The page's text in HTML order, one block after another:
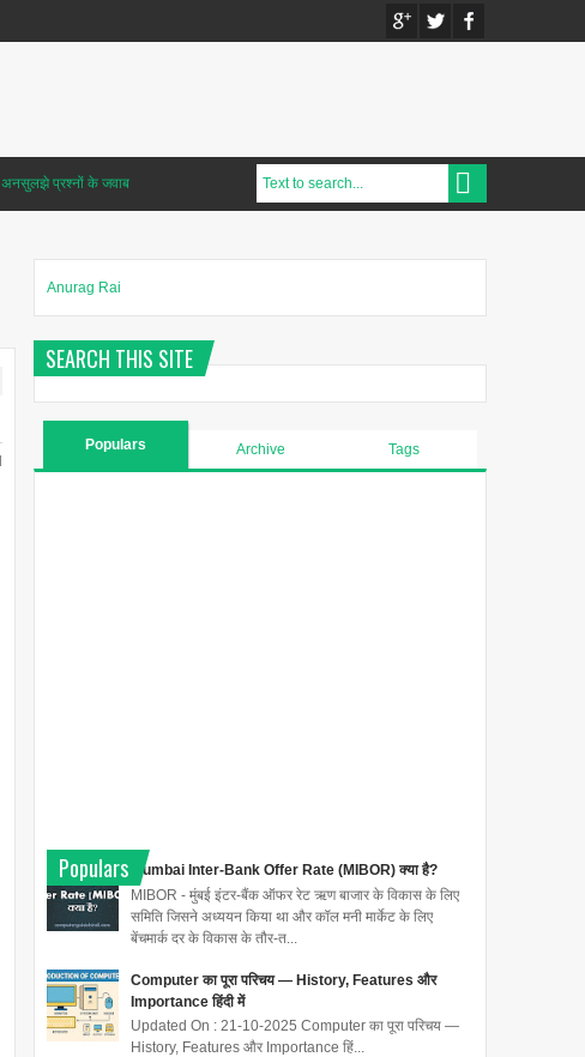
अनसुलझे प्रश्नों के जवाब
Anurag Rai
SEARCH THIS SITE
Populars Archive Tags
Populars
Mumbai Inter-Bank Offer Rate (MIBOR) क्या है?
MIBOR - मुंबई इंटर-बैंक ऑफर रेट ऋण बाजार के विकास के लिए
समिति जिसने अध्ययन किया था और कॉल मनी मार्केट के लिए
बेंचमार्क दर के विकास के तौर-त...
Computer का पूरा परिचय — History, Features और
Importance हिंदी में
Updated On : 21-10-2025 Computer का पूरा परिचय —
History, Features और Importance हिं...